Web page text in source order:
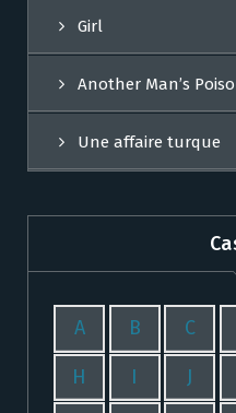
Girl
Another Man’s
Une affaire turque
A B C
H I J